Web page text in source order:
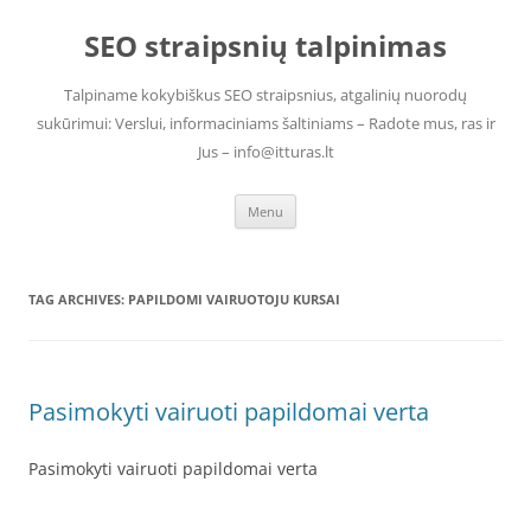
contentSEO straipsnių talpinimas
Talpiname kokybiškus SEO straipsnius, atgalinių nuorodų
sukūrimui: Verslui, informaciniams šaltiniams – Radote mus, ras ir
Jus – info@itturas.lt
Menu
TAG ARCHIVES: PAPILDOMI VAIRUOTOJU KURSAI
Pasimokyti vairuoti papildomai verta
Pasimokyti vairuoti papildomai verta